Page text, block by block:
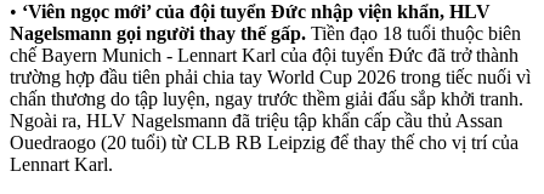
• ‘Viên ngọc mới’ của đội tuyển Đức nhập viện khẩn, HLV
Nagelsmann gọi người thay thế gấp. Tiền đạo 18 tuổi thuộc biên
chế Bayern Munich - Lennart Karl của đội tuyển Đức đã trở thành
trường hợp đầu tiên phải chia tay World Cup 2026 trong tiếc nuối vì
chấn thương do tập luyện, ngay trước thềm giải đấu sắp khởi tranh.
Ngoài ra, HLV Nagelsmann đã triệu tập khẩn cấp cầu thủ Assan
Ouedraogo (20 tuổi) từ CLB RB Leipzig để thay thế cho vị trí của
Lennart Karl.